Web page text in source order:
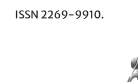
ISSN 2269-9910.